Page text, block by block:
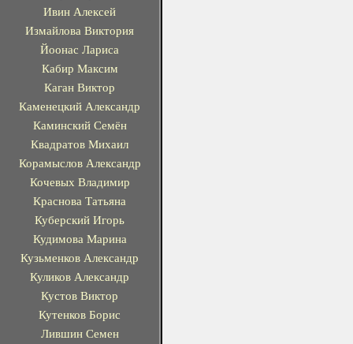
Ивин Алексей
Измайлова Виктория
Йоонас Лариса
Кабир Максим
Каган Виктор
Каменецкий Александр
Каминский Семён
Квадратов Михаил
Корамыслов Александр
Кочевых Владимир
Краснова Татьяна
Куберский Игорь
Кудимова Марина
Кузьменков Александр
Куликов Александр
Кустов Виктор
Кутенков Борис
Лившин Семен